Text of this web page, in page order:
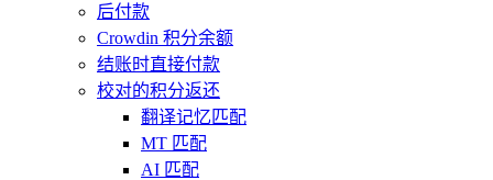
后付款
Crowdin 积分余额
结账时直接付款
校对的积分返还
翻译记忆匹配
MT 匹配
AI 匹配